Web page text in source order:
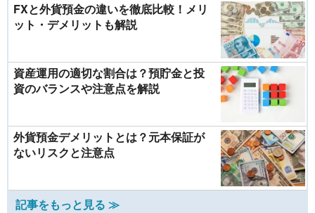
FXと外貨預金の違いを徹底比較！メリ
ット・デメリットも解説
資産運用の適切な割合は？預貯金と投
資のバランスや注意点を解説
外貨預金デメリットとは？元本保証が
ないリスクと注意点
記事をもっと見る ≫